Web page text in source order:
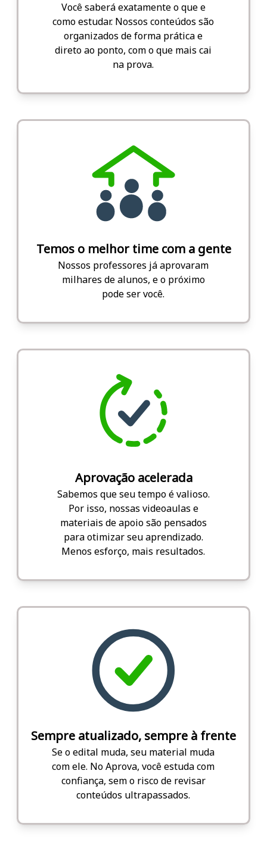
Você saberá exatamente o que e
como estudar. Nossos conteúdos são
organizados de forma prática e
direto ao ponto, com o que mais cai
na prova.
Temos o melhor time com a gente
Nossos professores já aprovaram
milhares de alunos, e o próximo
pode ser você.
Aprovação acelerada
Sabemos que seu tempo é valioso.
Por isso, nossas videoaulas e
materiais de apoio são pensados
para otimizar seu aprendizado.
Menos esforço, mais resultados.
Sempre atualizado, sempre à frente
Se o edital muda, seu material muda
com ele. No Aprova, você estuda com
confiança, sem o risco de revisar
conteúdos ultrapassados.